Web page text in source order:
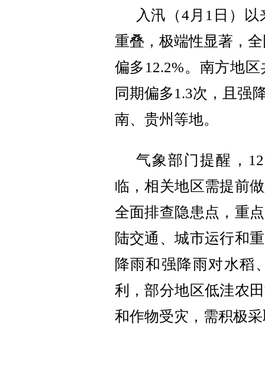
入汛 （4 月 1 日 ）
以
重叠，极端性显著 ，
偏多12.2%。南方地区
同期偏多1.3次，且强
南、贵州等地。
气象部门提醒 ， 12
临，相关地区需提前
全面排查隐患点，重
陆交通、城市运行和
降雨和强降雨对水稻
利，部分地区低洼农
和作物受灾，需积极